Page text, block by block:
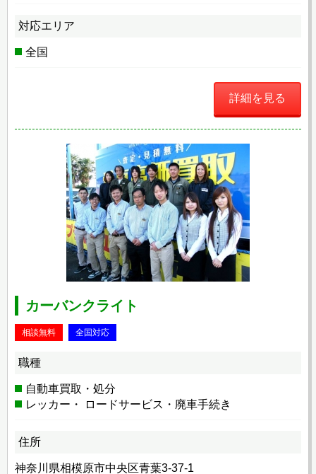
対応エリア
全国
詳細を見る
カーバンクライト
相談無料 全国対応
職種
自動車買取・処分
レッカー・ ロードサービス・廃車手続き
住所
神奈川県相模原市中央区青葉3-37-1